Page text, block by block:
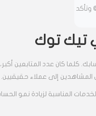
وتأكد
تيك توك
كلما كان عدد المتابعين
المشاهدين إلى عملاء حقيقيين.
المناسبة لزيادة نمو